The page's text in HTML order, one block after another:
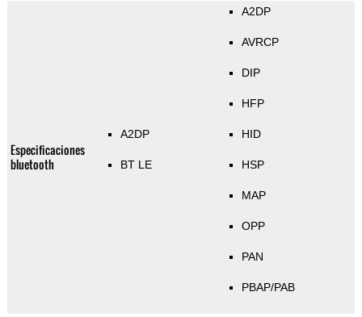
Especificaciones
bluetooth
A2DP
BT LE
A2DP
AVRCP
DIP
HFP
HID
HSP
MAP
OPP
PAN
PBAP/PAB